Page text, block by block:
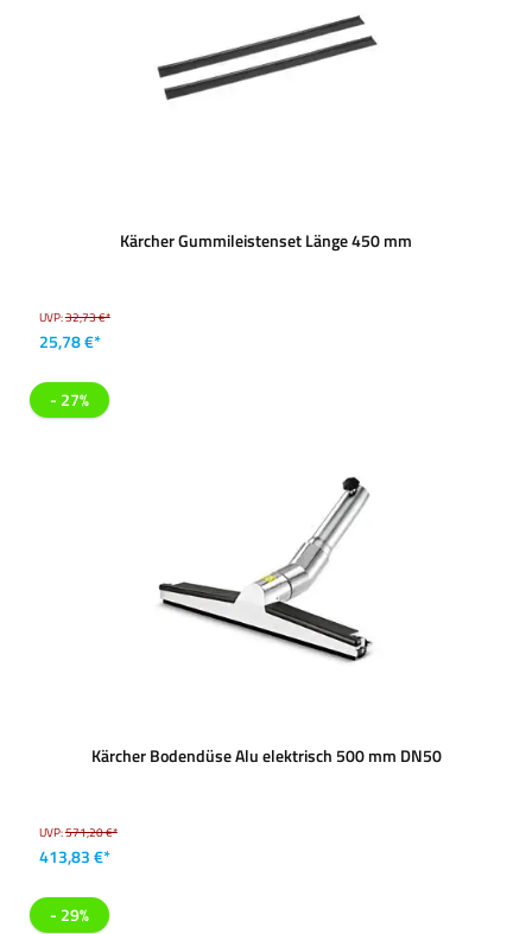
Kärcher Gummileistenset Länge 450 mm
UVP:32,73 €*
25,78 €*
- 27%
Kärcher Bodendüse Alu elektrisch 500 mm DN50
UVP:571,20 €*
413,83 €*
- 29%